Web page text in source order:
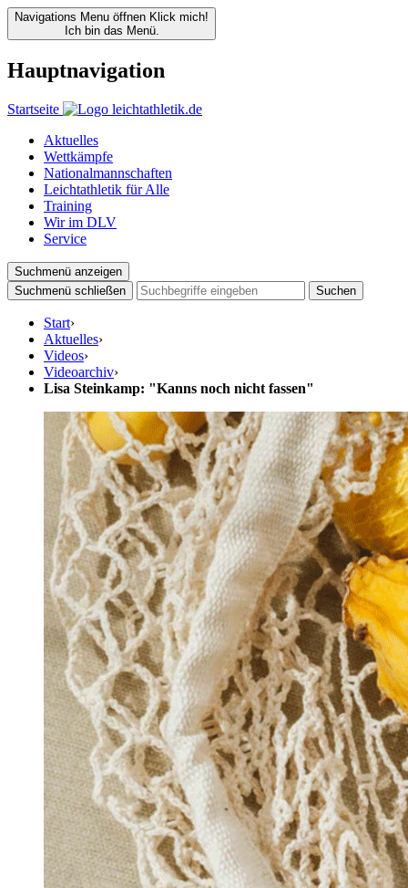
Navigations Menu öffnen Klick mich!
Ich bin das Menü.
Hauptnavigation
Startseite
Aktuelles
Wettkämpfe
Nationalmannschaften
Leichtathletik für Alle
Training
Wir im DLV
Service
Suchmenü anzeigen
Suchmenü schließen
Suchen
Start›
Aktuelles›
Videos›
Videoarchiv›
Lisa Steinkamp: "Kanns noch nicht fassen"